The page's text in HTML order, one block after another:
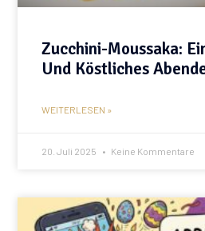
Zucchini-Moussaka:
Und Köstliches
WEITERLESEN »
20. Juli 2025 Keine Kommentare